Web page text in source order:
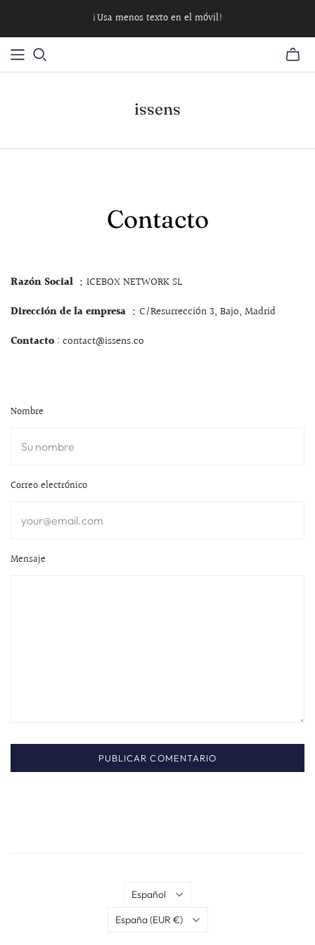
¡Usa menos texto en el móvil!
issens
Contacto
Razón Social ：ICEBOX NETWORK SL
Dirección de la empresa ：C/Resurrección 3, Bajo, Madrid
Contacto : contact@issens.co
Nombre
Correo electrónico
Mensaje
Idioma
Español
País
España (EUR €)